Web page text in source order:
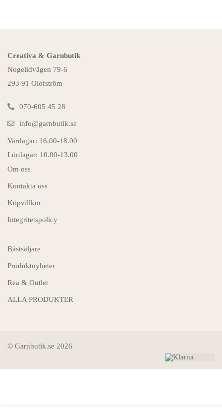
Creativa & Garnbutik
Nogelidvägen 79-6
293 91 Olofström
070-605 45 28
info@garnbutik.se
Vardagar: 16.00-18.00
Lördagar: 10.00-13.00
Om oss
Kontakta oss
Köpvillkor
Integritetspolicy
Bästsäljare
Produktnyheter
Rea & Outlet
ALLA PRODUKTER
© Garnbutik.se 2026